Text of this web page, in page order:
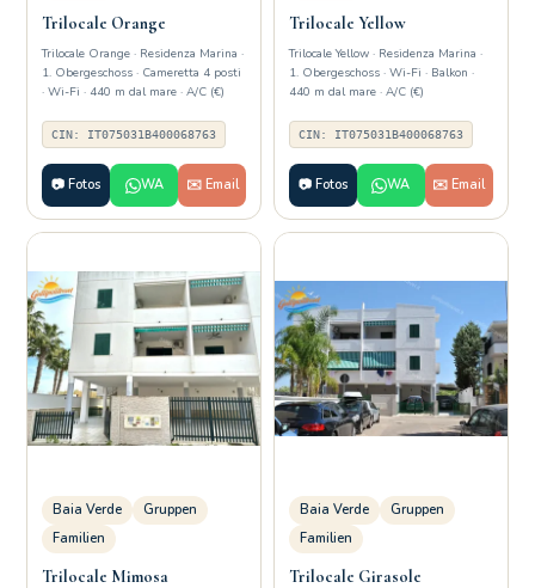
Trilocale Orange
Trilocale Orange · Residenza Marina ·
1. Obergeschoss · Cameretta 4 posti
· Wi-Fi · 440 m dal mare · A/C (€)
CIN: IT075031B400068763
📷 Fotos WA ✉️ Email
Trilocale Yellow
Trilocale Yellow · Residenza Marina ·
1. Obergeschoss · Wi-Fi · Balkon ·
440 m dal mare · A/C (€)
CIN: IT075031B400068763
📷 Fotos WA ✉️ Email
Baia Verde
Gruppen
Familien
Trilocale Mimosa
Baia Verde
Gruppen
Familien
Trilocale Girasole